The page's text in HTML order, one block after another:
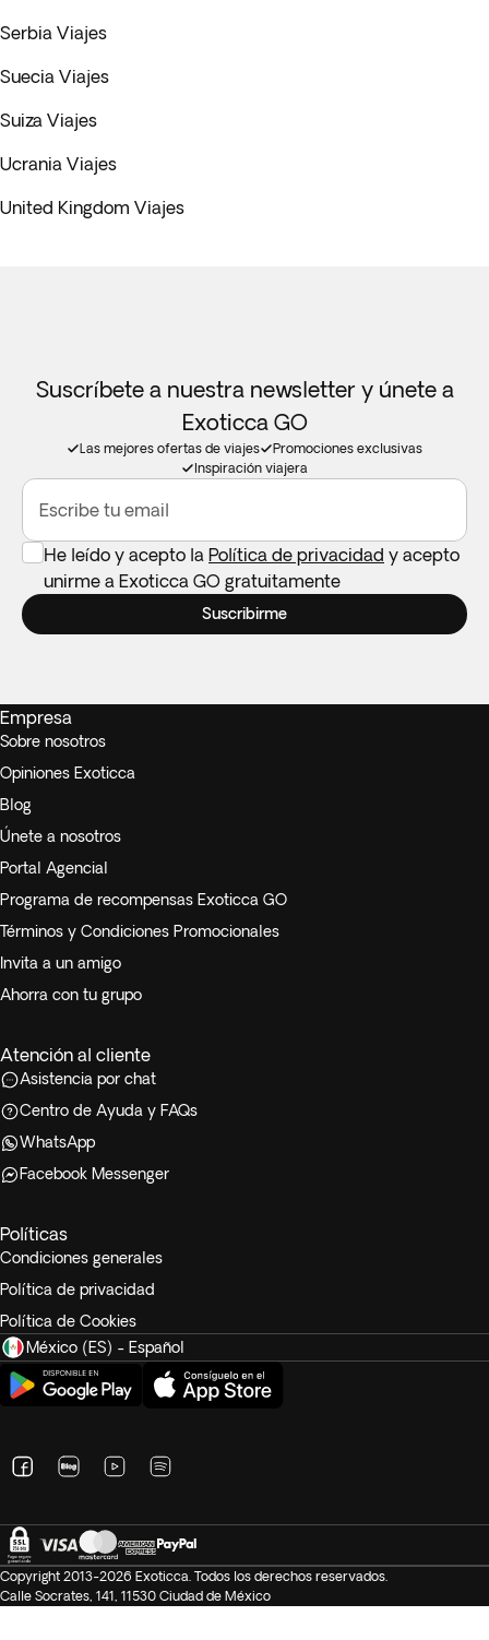
Serbia Viajes
Suecia Viajes
Suiza Viajes
Ucrania Viajes
United Kingdom Viajes
Suscríbete a nuestra newsletter y únete a
Exoticca GO
Las mejores ofertas de viajes
Promociones exclusivas
Inspiración viajera
Escribe tu email
He leído y acepto la Política de privacidad y acepto
unirme a Exoticca GO gratuitamente
Suscribirme
Empresa
Sobre nosotros
Opiniones Exoticca
Blog
Únete a nosotros
Portal Agencial
Programa de recompensas Exoticca GO
Términos y Condiciones Promocionales
Invita a un amigo
Ahorra con tu grupo
Atención al cliente
Asistencia por chat
Centro de Ayuda y FAQs
WhatsApp
Facebook Messenger
Políticas
Condiciones generales
Política de privacidad
Política de Cookies
México (ES) - Español
Copyright 2013-2026 Exoticca. Todos los derechos reservados.
Calle Socrates, 141, 11530 Ciudad de México